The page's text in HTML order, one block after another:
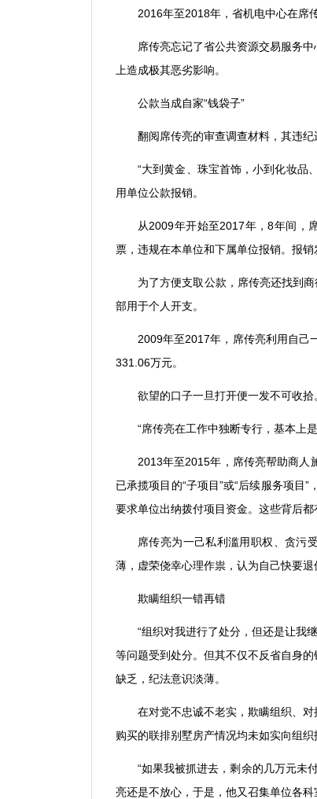
2016年至2018年，省机电中心在席
席传亮忘记了省公共资源交易服务
上造成极其恶劣影响。
公款当成自家“钱袋子”
翻阅席传亮的审查调查材料，其违纪
“大到黄金、珠宝首饰，小到化妆品
用单位公款报销。
从2009年开始至2017年，8年间，
票，违规在本单位和下属单位报销。报
为了方便支取公款，席传亮还找到
部用于个人开支。
2009年至2017年，席传亮利用自己
331.06万元。
欲望的口子一旦打开便一发不可收
“席传亮在工作中独断专行，基本上
2013年至2015年，席传亮帮助商人
已承揽项目的“子项目”或“后续服务项目”
要求单位出纳拨付项目资金。这些背后
席传亮为一己私利滥用职权、贪污
薄，虚荣侥幸心理作祟，认为自己快要退
欺瞒组织一错再错
“组织对我进行了处分，但还是让我
等问题受到处分。但其不仅不反省自身
缺乏，纪法意识淡薄。
在对党不忠诚不老实，欺瞒组织、
购买的联排别墅房产情况均未如实向组织
“如果我被抓进去，剩余的几万元未
亮还是不放心，于是，他又召集单位各